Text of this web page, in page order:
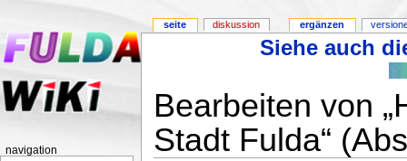
Siehe auch
Bearbeiten von
Stadt Fulda“
seite diskussion ergänzen
navigation